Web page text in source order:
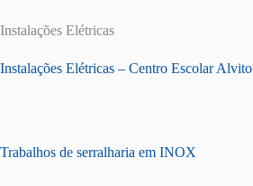
Instalações Elétricas
Instalações Elétricas – Centro Escolar Alvito
Trabalhos de serralharia em INOX